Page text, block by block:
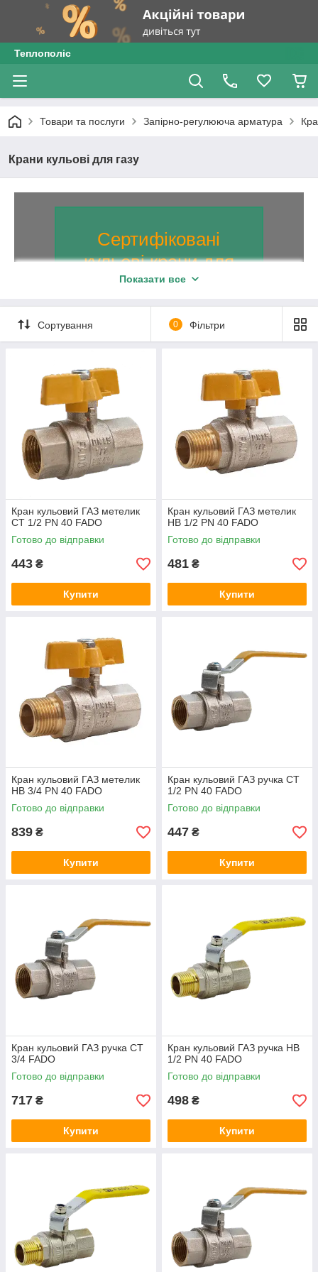
Теплополіс
Товари та послуги Запірно-регулююча арматура
Крани кульові для газу
Сертифіковані
кульові крани для
газу
газу ТМ Fado від надійного виробника.
Доступність цінової категорії для
широких верств населення.
Обов'язкова наявність продукції на
складі. Оперативна доставка виробів
по всій території України.
Підібрати кран
ПЕРЕВАГИ КУЛЬОВИХ ГАЗОВИХ КРАНІВ ТМ FADO
Сфера використання основного —
трубопроводи низького і середнього
тиску, призначені для газів: зрідженого
вуглеводневого або природного.
представленої запірної арматури для
водопроводів, що постачають холодною
та гарячою водою, та інших цілей.
Корпус кульових кранів виготовлений з
якісних матеріалів — високоміцної латуні
Наявність ручок, звичайних і виконаних по
типу «метелик», жовтого кольору для
позначення належності таких
комплектуючих до системи
Різноманітність модельних модифікацій,
що розрізняються по діаметру крана,
матеріалами виготовлення різних
компонентів представленої запірної
посилення герметичності, гайка вироби
надійно захищена від
Завдяки хромованому кульового
Показати все
Сортування 0 Фільтри
Кран кульовий ГАЗ метелик
СТ 1/2 PN 40 FADO
Готово до відправки
443 ₴
Купити
Кран кульовий ГАЗ метелик
НВ 1/2 PN 40 FADO
Готово до відправки
481 ₴
Купити
Кран кульовий ГАЗ метелик
НВ 3/4 PN 40 FADO
Готово до відправки
839 ₴
Купити
Кран кульовий ГАЗ ручка СТ
1/2 PN 40 FADO
Готово до відправки
447 ₴
Купити
Кран кульовий ГАЗ ручка СТ
3/4 FADO
Готово до відправки
717 ₴
Купити
Кран кульовий ГАЗ ручка НВ
1/2 PN 40 FADO
Готово до відправки
498 ₴
Купити